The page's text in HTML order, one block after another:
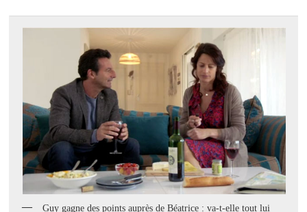
Guy gagne des points auprès de Béatrice : va-t-elle tout lui